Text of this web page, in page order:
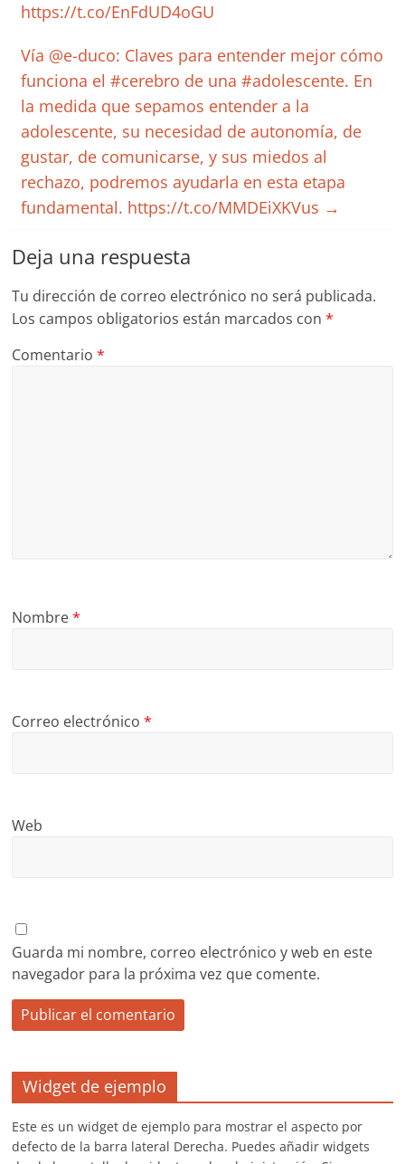
https://t.co/EnFdUD4oGU
Vía @e-duco: Claves para entender mejor cómo
funciona el #cerebro de una #adolescente. En
la medida que sepamos entender a la
adolescente, su necesidad de autonomía, de
gustar, de comunicarse, y sus miedos al
rechazo, podremos ayudarla en esta etapa
fundamental. https://t.co/MMDEiXKVus →
Deja una respuesta
Tu dirección de correo electrónico no será publicada.
Los campos obligatorios están marcados con*
Comentario*
Nombre*
Correo electrónico*
Web
Guarda mi nombre, correo electrónico y web en este
navegador para la próxima vez que comente.
Widget de ejemplo
Este es un widget de ejemplo para mostrar el aspecto por
defecto de la barra lateral Derecha. Puedes añadir widgets